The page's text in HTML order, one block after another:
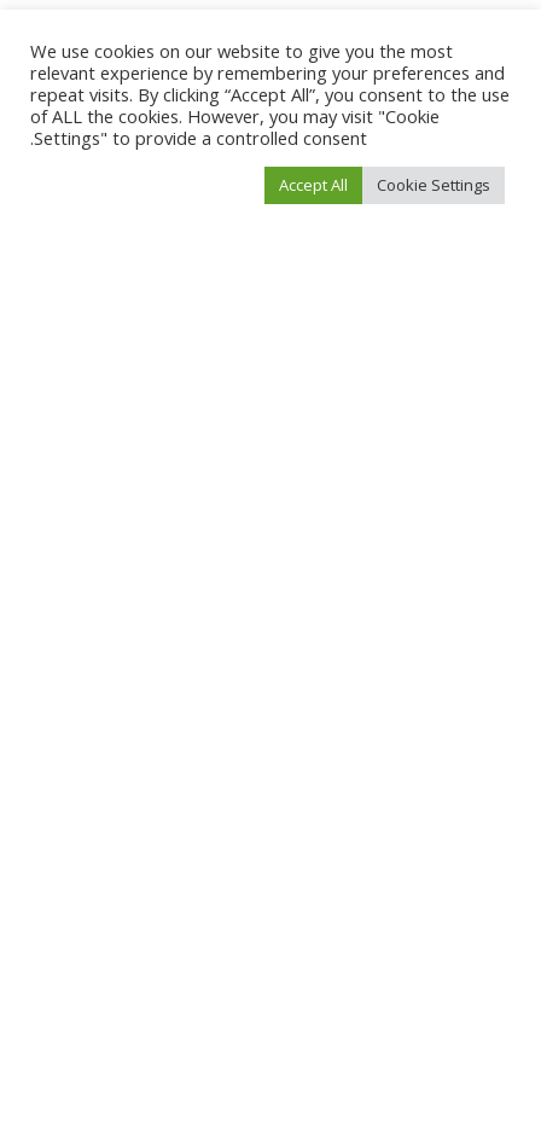
الدور المجتمعي، وتسهم في:
الأمن الغذائي
الاقتصاد المحلي
We use cookies on our website to give you the most
relevant experience by remembering your preferences and
repeat visits. By clicking “Accept All”, you consent to the use
of ALL the cookies. However, you may visit "Cookie
Settings" to provide a controlled consent.
Cookie Settings
Accept All